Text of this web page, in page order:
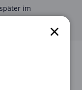
im
kannst.